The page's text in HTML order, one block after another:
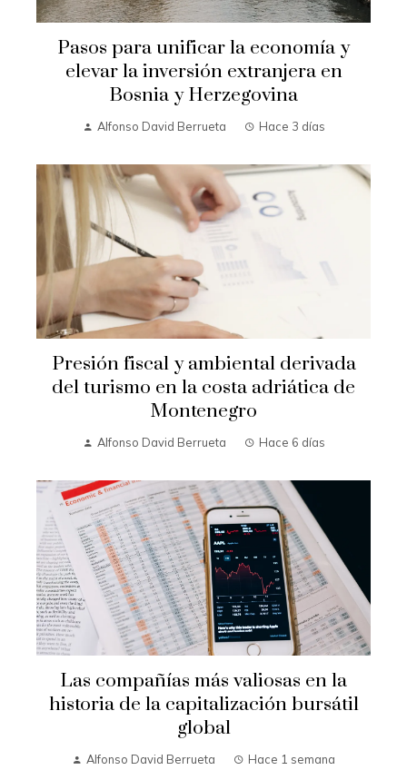
Pasos para unificar la economía y
elevar la inversión extranjera en
Bosnia y Herzegovina
Alfonso David Berrueta Hace 3 días
Presión fiscal y ambiental derivada
del turismo en la costa adriática de
Montenegro
Alfonso David Berrueta Hace 6 días
Las compañías más valiosas en la
historia de la capitalización bursátil
global
Alfonso David Berrueta Hace 1 semana